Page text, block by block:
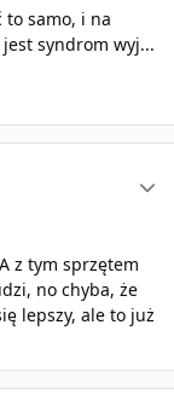
to samo, i na
syndrom wyj...
z tym sprzętem
no chyba, że
lepszy, ale to już